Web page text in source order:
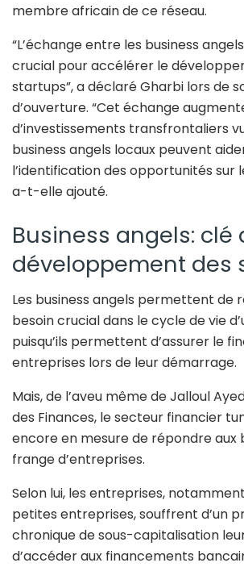
membre africain de ce réseau.
“L’échange entre les business
crucial pour accélérer le
startups”, a déclaré Gharbi lors de
d’ouverture. “Cet échange
d’investissements transfrontaliers
business angels locaux peuvent
l’identification des opportunités sur
a-t-elle ajouté.
Business angels: clé
développement des
Les business angels permettent de
besoin crucial dans le cycle de vie
puisqu’ils permettent d’assurer le
entreprises lors de leur démarrage.
Mais, de l’aveu même de Jalloul
des Finances, le secteur financier
encore en mesure de répondre aux
frange d’entreprises.
Selon lui, les entreprises,
petites entreprises, souffrent d’un
chronique de sous-capitalisation
d’accéder aux financements